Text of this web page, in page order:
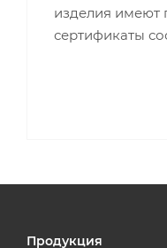
изделия имеют
сертификаты
Продукция